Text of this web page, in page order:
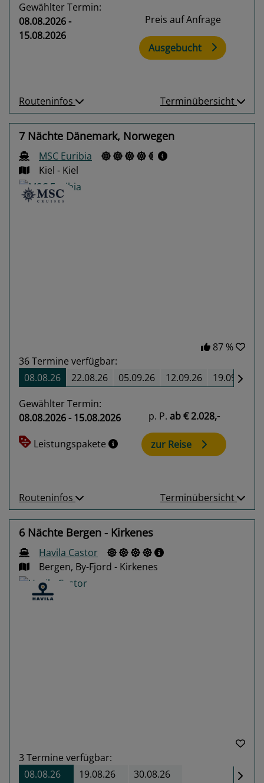
Gewählter Termin:
08.08.2026 -
15.08.2026
Preis auf Anfrage
Ausgebucht
Routeninfos Terminübersicht
7 Nächte Dänemark, Norwegen
MSC Euribia
Kiel - Kiel
87 %
36Termine verfügbar:
08.08.26
22.08.26 05.09.26 12.09.26 19.09.26
Gewählter Termin:
08.08.2026 - 15.08.2026
Leistungspakete
p. P. ab€ 2.028,-
zur Reise
Routeninfos Terminübersicht
6 Nächte Bergen - Kirkenes
Havila Castor
Bergen, By-Fjord - Kirkenes
3 Termine verfügbar:
08.08.26
19.08.26 30.08.26